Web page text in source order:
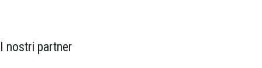
I nostri partner